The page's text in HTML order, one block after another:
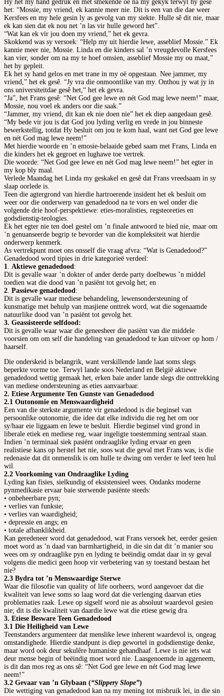
Hy het my hand gedruk en met smekende oë na my gekyk terwyl hy gesê
het: “Mossie, my vriend, ek kannie meer nie. Dit is een van die dae weer
Kersfees en my hele gesin ly as gevolg van my siekte. Hulle sê dit nie, maar
ek kan sien dat ek nou net ’n las vir hulle geword het”.
“Wat kan ek vir jou doen my vriend,” het ek gevra.
Skokkend was sy versoek: “Help my uit hierdie lewe, asseblief Mossie.” Ek
kannie meer nie, Mossie. Linda en die kinders sal ’n vreugdevolle Kersfees
kan vier, sonder om na my te hoef omsien, asseblief Mossie my ou maat,”
het hy gepleit.
Ek het sy hand gelos en met trane in my oë opgestaan. Nee jammer, my
vriend,” het ek gesê. “Jy vra die onmoontlike van my. Onthou jy wat jy in
ons universiteitdae gesê het,“ het ek gevra.
“Ja”, het Frans gesê: “Net God gee lewe en nét God mag lewe neem!” maar,
Mossie, nou voel ek anders oor die saak.”
“Jammer, my vriend, dit kan ek nie doen nie” het ek diep aangedaan gesê.
“My bede vir jou is dat God jou lyding verlig en vrede in jou binneste
bewerkstellig, totdat Hy besluit om jou te kom haal, want net God gee lewe
en nét God mag lewe neem!”
Met hierdie woorde en ’n emosie-belaaide gebed saam met Frans, Linda en
die kinders het ek gegroet en lughawe toe vertrek.
Die woorde: “Net God gee lewe en nét God mag lewe neem!” het egter in
my kop bly maal.
Verlede Maandag het Linda my geskakel en gesê dat Frans vreedsaam in sy
slaap oorlede is.
Teen die agtergrond van hierdie hartroerende insident het ek besluit om
weer oor die onderwerp van genadedood na te vors en wel onder die
volgende drie hoof-perspektiewe: eties-moralisties, regsteoreties en
godsdienstig-teologies.
Ek het egter nie ten doel gestel om ’n finale antwoord te bied nie, maar om
’n genuanseerde begrip te bevorder van die kompleksiteit wat hierdie
onderwerp kenmerk.
As vertrekpunt moet ons onsself die vraag afvra: “Wat is Genadedood?”
Genadedood word tipies in drie kategorieë verdeel:
1. Aktiewe genadedood:
Dit is gevalle waar ’n dokter of ander derde party doelbewus ’n middel
toedien wat die dood van ’n pasiënt tot gevolg het; en
2. Passiewe genadedood:
Dit is gevalle waar mediese behandeling, lewensondersteuning of
kunsmatige met behulp van masjiene onttrek word, wat die sogenaamde
natuurlike dood van ’n pasiënt tot gevolg het.
3. Geassisteerde selfdood:
Dit is gevalle waar waar die geneesheer die pasiënt van die middele
voorsien om om self die handeling van genadedood te kan uitvoer op hom /
haarself.
Die onderskeid is belangrik, want verskillende lande laat soms slegs
beperkte vorme toe. Terwyl lande soos Nederland en België aktiewe
genadedood wettig gemaak het, erken baie ander lande slegs die onttrekking
van mediese ondersteuning as eties aanvaarbaar.
2. Etiese Argumente Ten Gunste van Genadedood
2.1 Outonomie en Menswaardigheid
Een van die sterkste argumente vir genadedood is die beginsel van
persoonlike outonomie, die idee dat elke individu die reg het om oor
sy/haar eie liggaam en lewe te besluit. Hierdie beginsel vind grond in
liberale etiek en mediese reg, waar ingeligte toestemming sentraal staan.
Indien ’n terminaal siek pasiënt ondraaglike lyding ervaar en geen
realistiese kans op herstel het nie, soos wat die geval met Frans was, is die
redenasie dat dit onmenslik is om hulle te dwing om verder te leef teen hul
wil.
2.2 Voorkoming van Ondraaglike Lyding
Lyding kan fisies, sielkundig of eksistensieel wees. Ondanks moderne
pynmedikasie ervaar baie sterwende pasiënte steeds:
• onbeheerbare pyn;
• verlies van funksie;
• verlies van waardigheid;
• depressie en angs; en
• totale afhanklikheid.
Kan geredeneer word dat genadedood, wat Frans versoek het, eerder gesien
moet word as ’n daad van barmhartigheid, in die sin dat dit ’n manier sou
wees om sy ondraaglike pyn en lyding te beëindig omdat daar in sy geval
volgens die medici geen hoop vir verbetering van sy toestand bestaan het
nie?
2.3 Bydra tot ’n Menswaardige Sterwe
Waar die filosofie van quality of life oorheers, word aangevoer dat die
kwaliteit van lewe soms so laag word dat die verlenging daarvan eties
problematies raak. Lewe op sigself word nie as absoluut waardevol gesien
nie; dit is die kwaliteit van daardie lewe wat die etiese gewig dra.
3. Etiese Besware Teen Genadedood
3.1 Die Heiligheid van Lewe
Teenstanders argumenteer dat menslike lewe inherent waardevol is, ongeag
omstandighede. Hierdie standpunt is diep gewortel in godsdienstige denke,
maar word ook deur sekulêre humaniste gehandhaaf. Lewe is nie iets wat
deur mense begin of beëindig moet word nie. Laasgenoemde in aggeneem,
is dit dan mos reg as ons sê: “Net God gee lewe en nét God mag lewe
neem!”
3.2 Gevaar van ’n Glybaan (“Slippery Slope”)
Die wettiging van genadedood kan na my mening tot misbruik lei, in die sin